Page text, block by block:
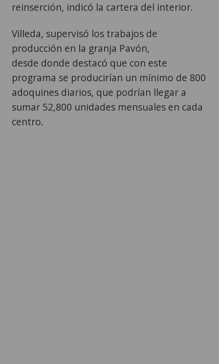
reinserción, indicó la cartera del interior.
Villeda, supervisó los trabajos de
producción en la granja Pavón,
desde donde destacó que con este
programa se producirían un mínimo de 800
adoquines diarios, que podrían llegar a
sumar 52,800 unidades mensuales en cada
centro.